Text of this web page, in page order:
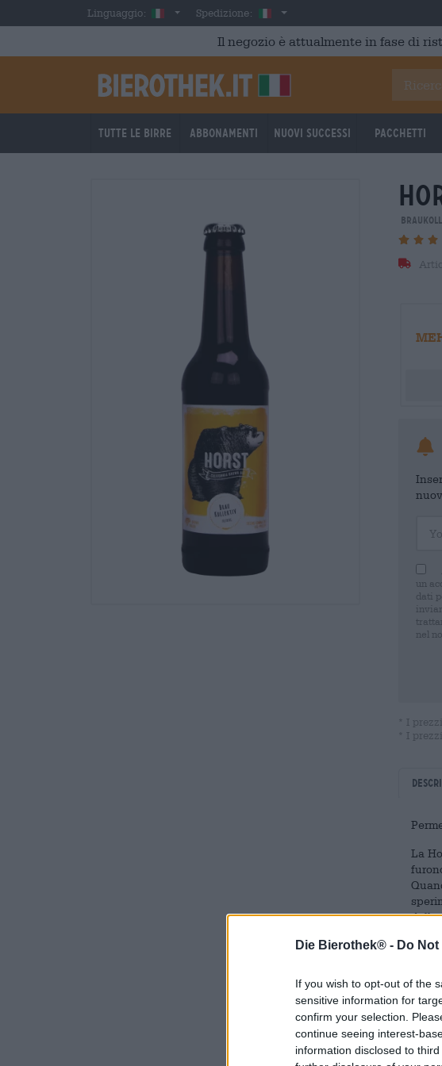
Die Bierothek® - Do
If you wish to opt-out of the
sensitive information for
confirm your selection.
continue seeing interest-
information disclosed to
Skip to main contentLinguaggio: ItalianSpedizione: Italia
Il negozio è attualmente in fase di
Tutte le birre Abbonamenti Nuovi successi Pacchetti
un
dati
nel
* I
* I
La
delle
Fu
La